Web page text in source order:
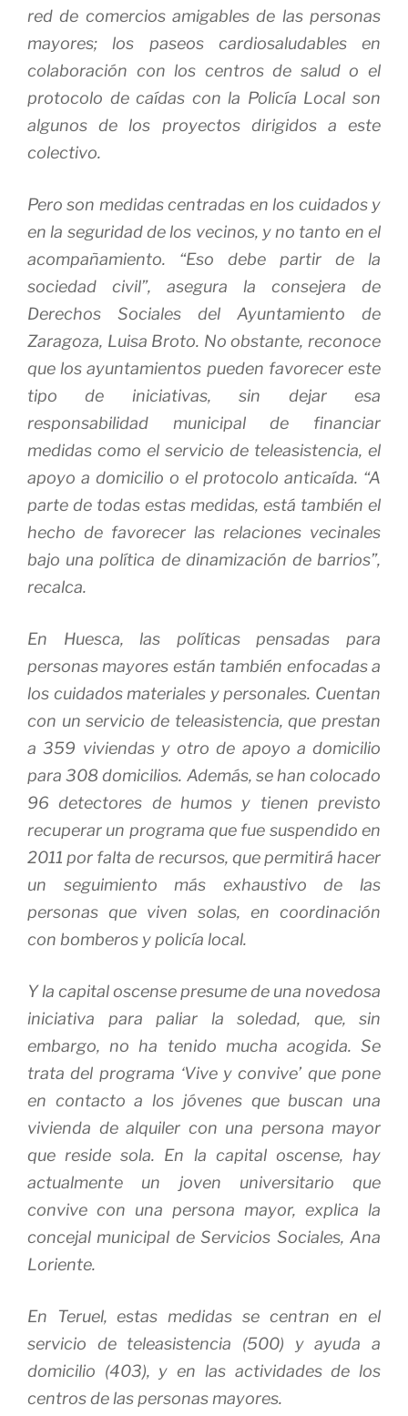
red de comercios amigables de las personas
mayores; los paseos cardiosaludables en
colaboración con los centros de salud o el
protocolo de caídas con la Policía Local son
algunos de los proyectos dirigidos a este
colectivo.
Pero son medidas centradas en los cuidados y
en la seguridad de los vecinos, y no tanto en el
acompañamiento. “Eso debe partir de la
sociedad civil”, asegura la consejera de
Derechos Sociales del Ayuntamiento de
Zaragoza, Luisa Broto. No obstante, reconoce
que los ayuntamientos pueden favorecer este
tipo de iniciativas, sin dejar esa
responsabilidad municipal de financiar
medidas como el servicio de teleasistencia, el
apoyo a domicilio o el protocolo anticaída. “A
parte de todas estas medidas, está también el
hecho de favorecer las relaciones vecinales
bajo una política de dinamización de barrios”,
recalca.
En Huesca, las políticas pensadas para
personas mayores están también enfocadas a
los cuidados materiales y personales. Cuentan
con un servicio de teleasistencia, que prestan
a 359 viviendas y otro de apoyo a domicilio
para 308 domicilios. Además, se han colocado
96 detectores de humos y tienen previsto
recuperar un programa que fue suspendido en
2011 por falta de recursos, que permitirá hacer
un seguimiento más exhaustivo de las
personas que viven solas, en coordinación
con bomberos y policía local.
Y la capital oscense presume de una novedosa
iniciativa para paliar la soledad, que, sin
embargo, no ha tenido mucha acogida. Se
trata del programa ‘Vive y convive’ que pone
en contacto a los jóvenes que buscan una
vivienda de alquiler con una persona mayor
que reside sola. En la capital oscense, hay
actualmente un joven universitario que
convive con una persona mayor, explica la
concejal municipal de Servicios Sociales, Ana
Loriente.
En Teruel, estas medidas se centran en el
servicio de teleasistencia (500) y ayuda a
domicilio (403), y en las actividades de los
centros de las personas mayores.